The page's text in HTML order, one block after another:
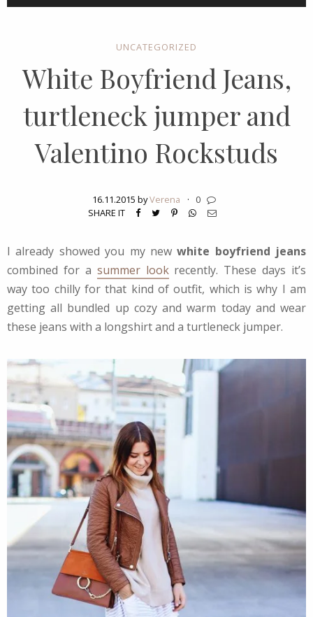
UNCATEGORIZED
White Boyfriend Jeans,
turtleneck jumper and
Valentino Rockstuds
16.11.2015 byVerena ·
0
SHARE IT
I already showed you my newwhite boyfriend jeans
combined for a summer lookrecently. These days it’s
way too chilly for that kind of outfit, which is why I am
getting all bundled up cozy and warm today and wear
these jeans with a longshirt and a turtleneck jumper.